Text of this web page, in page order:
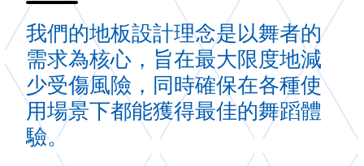
我們的地板設計理念是以舞者的
需求為核心，旨在最大限度地減
少受傷風險，同時確保在各種使
用場景下都能獲得最佳的舞蹈體
驗。